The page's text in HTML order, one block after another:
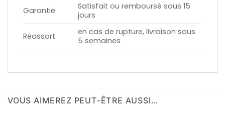
Garantie
Satisfait ou remboursé sous 15
jours
Réassort
en cas de rupture, livraison sous
5 semaines
VOUS AIMEREZ PEUT-ÊTRE AUSSI…